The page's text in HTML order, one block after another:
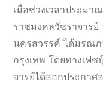
เมื่อช่วงเวลาประม
ราชมงคลวัชราจารย์
นครสวรรค์ ได้มรณภ
กรุงเทพ โดยทางเฟ
จารย์ได้ออกประกาศ